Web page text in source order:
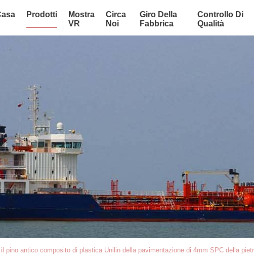
Prodotti
Mostra
VR
Circa
Noi
Giro Della
Fabbrica
Controllo Di
Qualità
il pino antico composito di plastica Unilin della pavimentazione di 4mm SPC della